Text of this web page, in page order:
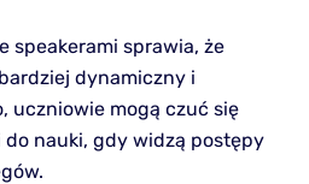
speakerami sprawia, że
dynamiczny i
uczniowie mogą czuć się
nauki, gdy widzą postępy